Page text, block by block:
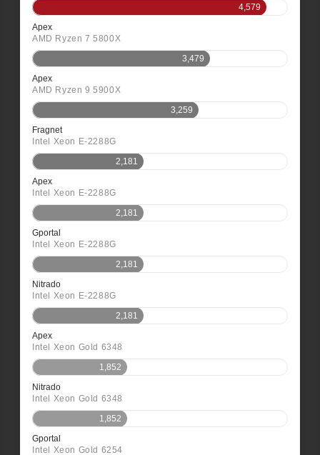
4,579
Apex
AMD Ryzen 7 5800X
3,479
Apex
AMD Ryzen 9 5900X
3,259
Fragnet
Intel Xeon E-2288G
2,181
Apex
Intel Xeon E-2288G
2,181
Gportal
Intel Xeon E-2288G
2,181
Nitrado
Intel Xeon E-2288G
2,181
Apex
Intel Xeon Gold 6348
1,852
Nitrado
Intel Xeon Gold 6348
1,852
Gportal
Intel Xeon Gold 6254